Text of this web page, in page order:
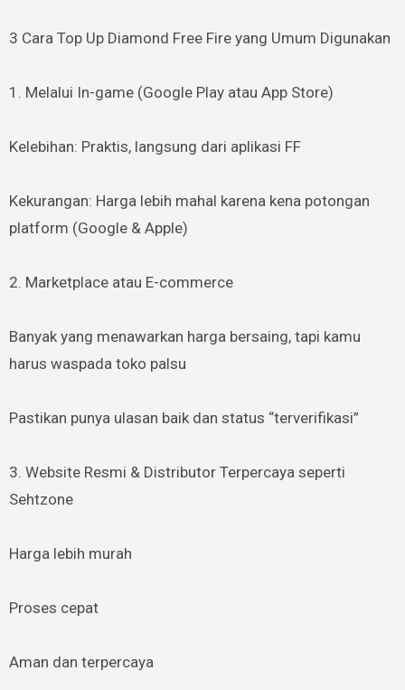
3 Cara Top Up Diamond Free Fire yang Umum Digunakan
1. Melalui In-game (Google Play atau App Store)
Kelebihan: Praktis, langsung dari aplikasi FF
Kekurangan: Harga lebih mahal karena kena potongan
platform (Google & Apple)
2. Marketplace atau E-commerce
Banyak yang menawarkan harga bersaing, tapi kamu
harus waspada toko palsu
Pastikan punya ulasan baik dan status “terverifikasi”
3. Website Resmi & Distributor Terpercaya seperti
Sehtzone
Harga lebih murah
Proses cepat
Aman dan terpercaya